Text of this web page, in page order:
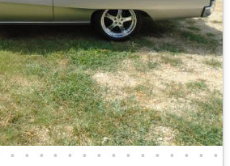
• • • • • • • • • • • • • • •